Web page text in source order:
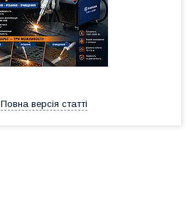
Повна версія статті